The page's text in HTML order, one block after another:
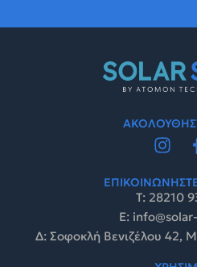
Τ: 28210
E:
Δ: Σοφοκλή Βενιζέλου 42,